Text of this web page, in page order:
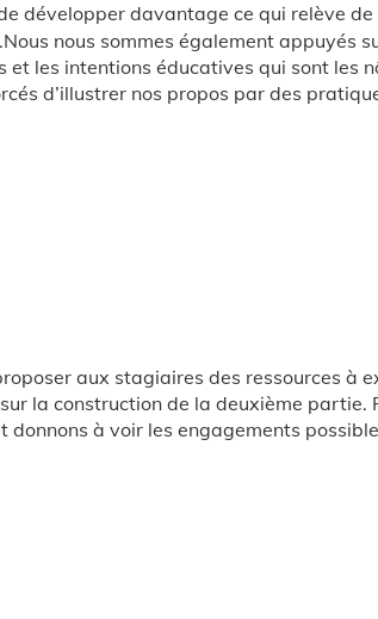
développer davantage ce qui relève
nous sommes également
les intentions éducatives qui sont les
d’illustrer nos propos par des
aux stagiaires des ressources à
la construction de la deuxième
à voir les engagements